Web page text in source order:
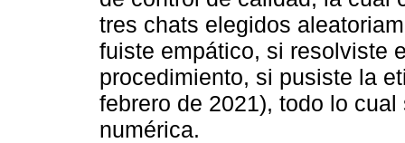
tres chats elegidos
fuiste empático, si resolviste
procedimiento, si pusiste la
febrero de 2021), todo lo
numérica.